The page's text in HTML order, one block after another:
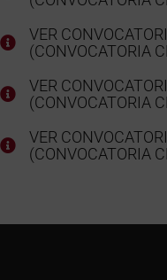
VER
(CONVOCATORIA
VER
(CONVOCATORIA
VER
(CONVOCATORIA